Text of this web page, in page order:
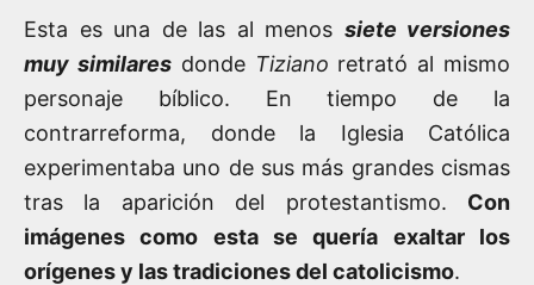
Esta es una de las al menos siete versiones
muy similaresdonde Tiziano retrató al mismo
personaje bíblico. En tiempo de la
contrarreforma, donde la Iglesia Católica
experimentaba uno de sus más grandes cismas
tras la aparición del protestantismo. Con
imágenes como esta se quería exaltar los
orígenes y las tradiciones del catolicismo.